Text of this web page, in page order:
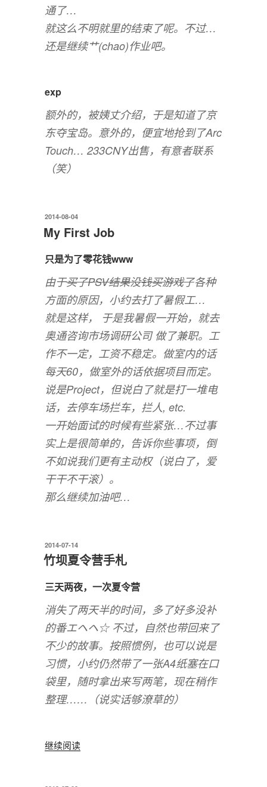
通了…
就这么不明就里的结束了呢。不过…
还是继续艹(chao)作业吧。
exp
额外的，被姨丈介绍，于是知道了京
东夺宝岛。意外的，便宜地抢到了Arc
Touch… 233CNY出售，有意者联系
（笑）
发
布
于
2014-08-04
My First Job
只是为了零花钱www
由于买了PSV结果没钱买游戏了各种
方面的原因，小约去打了暑假工…
就是这样， 于是我暑假一开始，就去
奥通咨询市场调研公司 做了兼职。工
作不一定，工资不稳定。做室内的话
每天60，做室外的话依据项目而定。
说是Project，但说白了就是打一堆电
话，去停车场拦车，拦人, etc.
一开始面试的时候有些紧张…不过事
实上是很简单的，告诉你些事项，倒
不如说我们更有主动权（说白了，爱
干干不干滚）。
那么继续加油吧…
发
布
于
2014-07-14
竹坝夏令营手札
三天两夜，一次夏令营
消失了两天半的时间，多了好多没补
的番エヘヘ☆ 不过，自然也带回来了
不少的故事。按照惯例，也可以说是
习惯，小约仍然带了一张A4纸塞在口
袋里，随时拿出来写两笔，现在稍作
整理……（说实话够潦草的）
继续阅读“竹